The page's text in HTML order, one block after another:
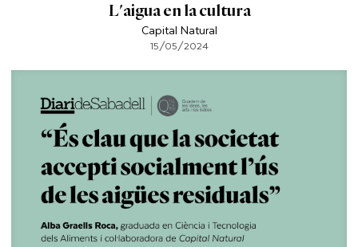
L'aigua en la cultura
Capital Natural
15/05/2024